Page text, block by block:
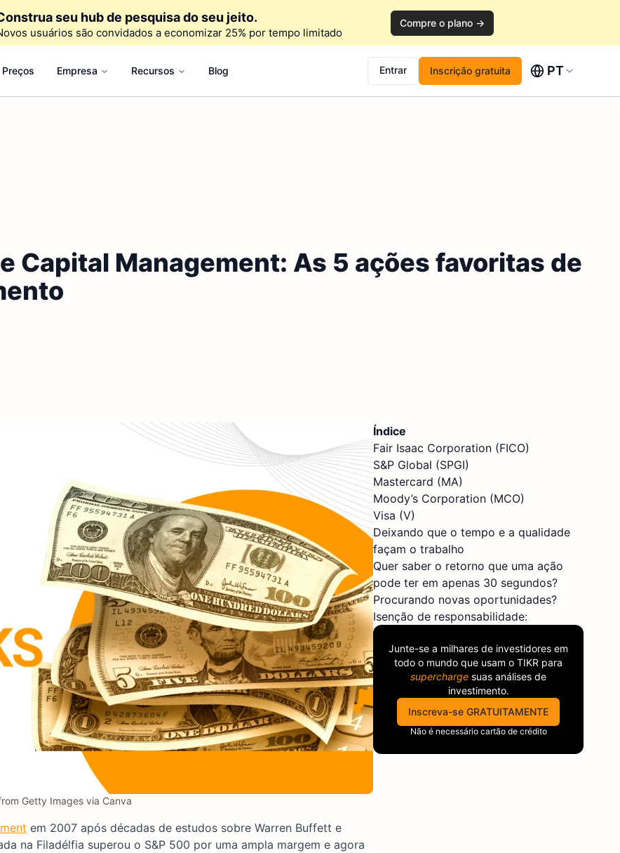
seu hub de pesquisa do seu jeito.
usuários são convidados a economizar 25% por tempo limitado
Compre o plano →
Preços Empresa Recursos Blog Entrar Inscrição gratuita PT
Capital Management: As 5 ações favoritas de
Getty Images via Canva
em 2007 após décadas de estudos sobre Warren Buffett e
na Filadélfia superou o S&P 500 por uma ampla margem e agora
Índice
Fair Isaac Corporation (FICO)
S&P Global (SPGI)
Mastercard (MA)
Moody’s Corporation (MCO)
Visa (V)
Deixando que o tempo e a qualidade
façam o trabalho
Quer saber o retorno que uma ação
pode ter em apenas 30 segundos?
Procurando novas oportunidades?
Isenção de responsabilidade:
Junte-se a milhares de investidores em
todo o mundo que usam o TIKR para
supercharge suas análises de
investimento.
Inscreva-se GRATUITAMENTE
Não é necessário cartão de crédito